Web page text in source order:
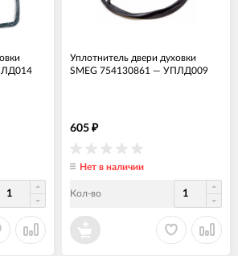
Уплотнитель двери духовки
SMEG 754130861 — УПЛД009
605 ₽
Нет в наличии
Кол-во